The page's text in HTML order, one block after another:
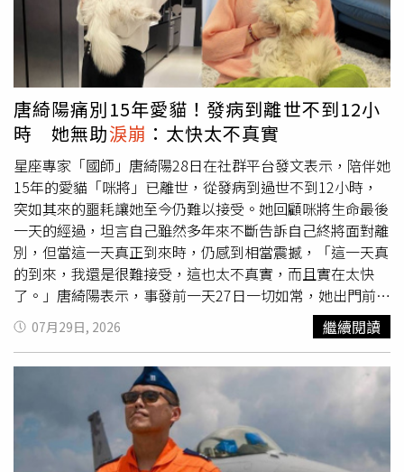
母親卻接著說：「我就說妳是我女兒啊，但好奇怪，昨天晚
上也有一個人躺在我旁邊，說是我女兒。」短短幾句話，道
盡失智症如何一點一滴帶走記憶，也讓龍應台更加體悟，失
智是一場漫長而無聲的告別，死亡則是最後一次真正的告
別。多年來，《天長地久：給美君的信》不僅陪伴無數失智
症家庭走過照護歷程，也讓許多讀者重新思考親情、陪伴與
生命的意義。母親辭世消息曝光後，大批網友、讀者及文化
界人士紛紛湧入留言區表達哀悼，留言寫下「老師節哀」
「美君阿姨一路好走」「母親一生有妳這樣的女兒，亦當含
笑」「謝謝您分享照顧母親的生命故事」等話語，感謝龍應
台多年來以真摯文字記錄陪伴母親的點滴，帶給無數照顧者
力量與慰藉，也祝福應美君一路安息。
她笑稱女兒讓自己「重新長大一次」，如今聽見女兒開口叫
媽媽或跑來擁抱，都讓她深刻體會到為母則強的幸福。羅慧
夫顱顏基金會表示，第四屆《最初的感動》照片徵件活動即
日起跑，期待透過一張張新生兒的生命故事，讓大眾用理解
與善意看待顱顏兒童。入選作品預計於2027年父親節前
夕，在台北、台中、高雄捷運藝文廊巡迴展出，歡迎全台父
母踴躍報名參加，一同曬出寶寶萌照，傳遞愛與勇氣。
唐綺陽痛別15年愛貓！發病到離世不到12小
時 她無助淚崩 ：太快太不真實
星座專家「國師」唐綺陽28日在社群平台發文表示，陪伴她
15年的愛貓「咪將」已離世，從發病到過世不到12小時，
突如其來的噩耗讓她至今仍難以接受。她回顧咪將生命最後
一天的經過，坦言自己雖然多年來不斷告訴自己終將面對離
別，但當這一天真正到來時，仍感到相當震撼，「這一天真
的到來，我還是很難接受，這也太不真實，而且實在太快
了。」唐綺陽表示，事發前一天27日一切如常，她出門前還
特地叮嚀咪將乖乖待在家中，下午則由助理及打掃阿姨陪
伴。傍晚返家時，發現咪將沒有像往常一樣迎接她，而是趴
在門口，隨後也出現與平時不同的叫聲。她餵食雞肉泥後，
咪將雖然一度狼吞虎嚥吃下半碗，但不久後便開始嘔吐，後
肢也突然失去力量，無法站立。她說，當下立即取消原訂出
席電影首映的行程，並在同事協助下將咪將送往動物醫院急
診。經過X光、超音波及抽血等檢查後，醫師確認咪將罹患
07月29日, 2026 繼續閱讀